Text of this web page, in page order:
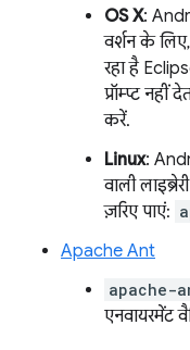
OS X:
वर्शन के
रहा है
प्रॉम्प्ट
करें.
Linux:
वाली
ज़रिए पाएं:
Apache Ant
एनवायरमेंट